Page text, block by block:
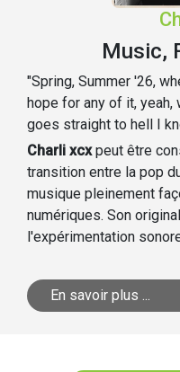
Music,
"Spring, Summer '26,
hope for any of it, yeah,
goes straight to hell I
Charli xcxpeut être
transition entre la pop
musique pleinement
numériques. Son
l'expérimentation
En savoir plus ...